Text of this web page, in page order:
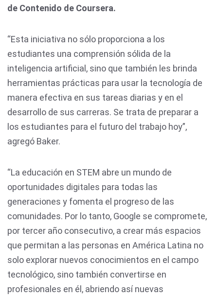
de Contenido de Coursera.
“Esta iniciativa no sólo proporciona a los
estudiantes una comprensión sólida de la
inteligencia artificial, sino que también les brinda
herramientas prácticas para usar la tecnología de
manera efectiva en sus tareas diarias y en el
desarrollo de sus carreras. Se trata de preparar a
los estudiantes para el futuro del trabajo hoy”,
agregó Baker.
“La educación en STEM abre un mundo de
oportunidades digitales para todas las
generaciones y fomenta el progreso de las
comunidades. Por lo tanto, Google se compromete,
por tercer año consecutivo, a crear más espacios
que permitan a las personas en América Latina no
solo explorar nuevos conocimientos en el campo
tecnológico, sino también convertirse en
profesionales en él, abriendo así nuevas